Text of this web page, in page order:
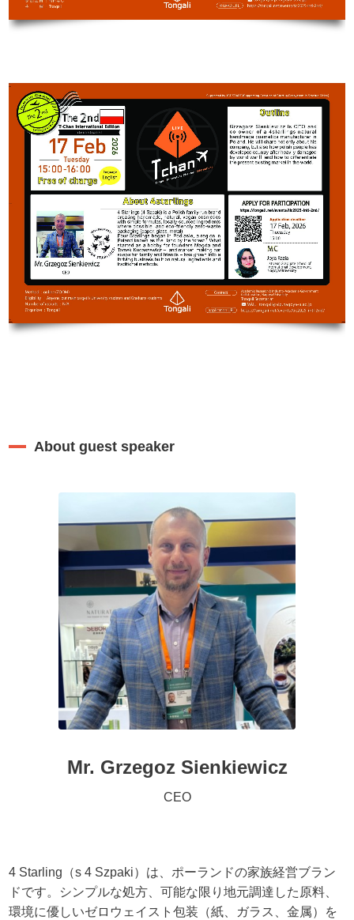
About guest speaker
Mr. Grzegoz Sienkiewicz
CEO
4 Starling（s 4 Szpaki）は、ポーランドの家族経営ブラン
ドです。シンプルな処方、可能な限り地元調達した原料、
環境に優しいゼロウェイスト包装（紙、ガラス、金属）を